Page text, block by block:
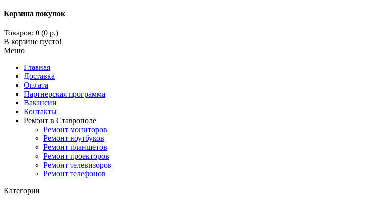
Корзина покупок
Товаров: 0 (0 р.)
В корзине пусто!
Меню
Главная
Доставка
Оплата
Партнерская программа
Вакансии
Контакты
Ремонт в Ставрополе
Ремонт мониторов
Ремонт ноутбуков
Ремонт планшетов
Ремонт проекторов
Ремонт телевизоров
Ремонт телефонов
Категории